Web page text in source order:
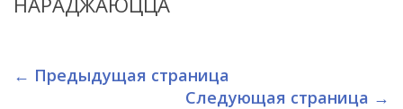
← Предыдущая страница
Следующая страница →